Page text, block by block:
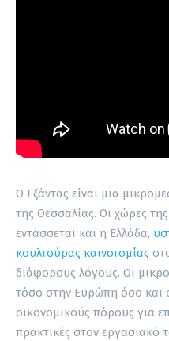
Ο Εξάντας είναι μια
της Θεσσαλίας. Οι χώρες
εντάσσεται και η Ελλάδα,
κουλτούρας καινοτομίας
διάφορους λόγους. Οι
τόσο στην Ευρώπη όσο και
οικονομικούς πόρους για
πρακτικές στον